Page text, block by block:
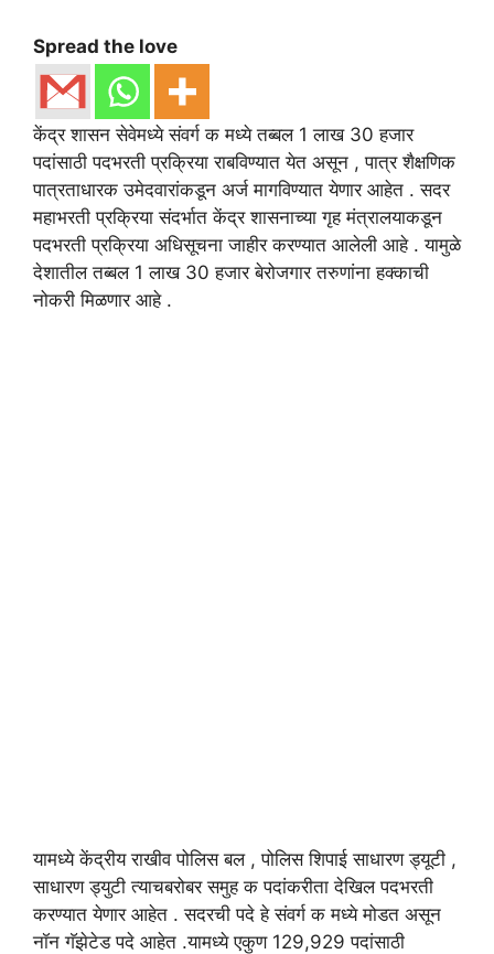
Spread the love
केंद्र शासन सेवेमध्ये संवर्ग क मध्ये तब्बल 1 लाख 30 हजार
पदांसाठी पदभरती प्रक्रिया राबविण्यात येत असून , पात्र शैक्षणिक
पात्रताधारक उमेदवारांकडून अर्ज मागविण्यात येणार आहेत . सदर
महाभरती प्रक्रिया संदर्भात केंद्र शासनाच्या गृह मंत्रालयाकडून
पदभरती प्रक्रिया अधिसूचना जाहीर करण्यात आलेली आहे . यामुळे
देशातील तब्बल 1 लाख 30 हजार बेरोजगार तरुणांना हक्काची
नोकरी मिळणार आहे .
यामध्ये केंद्रीय राखीव पोलिस बल , पोलिस शिपाई साधारण ड्यूटी ,
साधारण ड्युटी त्याचबरोबर समुह क पदांकरीता देखिल पदभरती
करण्यात येणार आहेत . सदरची पदे हे संवर्ग क मध्ये मोडत असून
नॉन गॅझेटेड पदे आहेत .यामध्ये एकुण 129,929 पदांसाठी